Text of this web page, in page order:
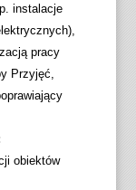
instalacje
pracy
Przyjęć,
obiektów